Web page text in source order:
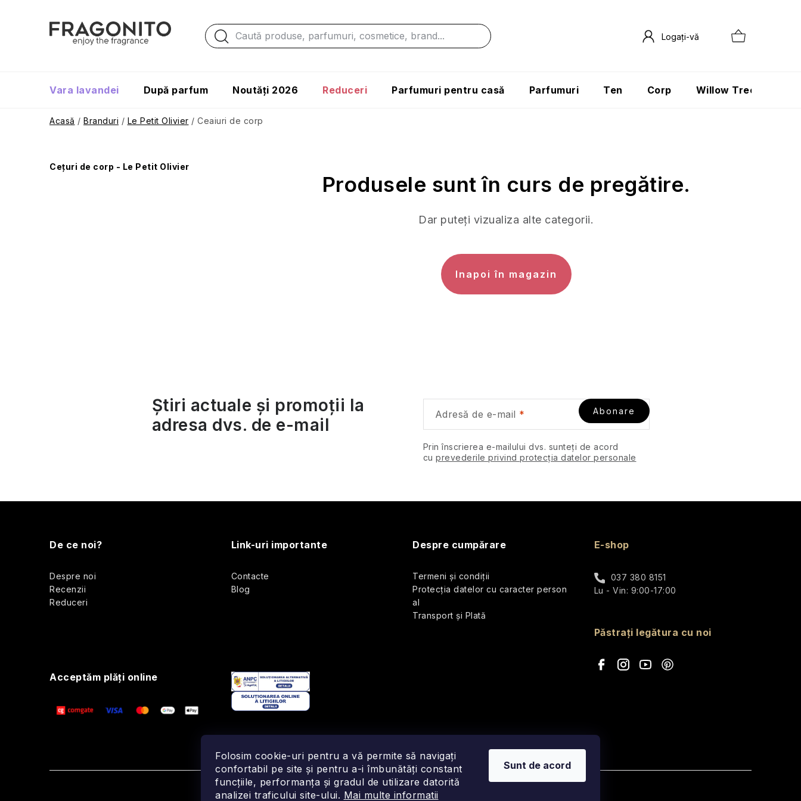
Folosim cookie-uri pentru a vă permite să navigați
confortabil pe site și pentru a-i îmbunătăți constant
funcțiile, performanța și gradul de utilizare datorită
analizei traficului site-ului. Mai multe informatii
Sunt de acord
Vara lavandei După parfum Noutăți 2026 Reduceri Parfumuri pentru casă Parfumuri Ten Corp Willow Tree
Acasă / Branduri / Le Petit Olivier / Ceaiuri de corp
B
Cețuri de corp - Le Petit Olivier
Produsele sunt în curs de pregătire.
Dar puteţi vizualiza alte categorii.
Inapoi în magazin
Știri actuale și promoții la
adresa dvs. de e-mail
Adresă de e-mail
Prin înscrierea e-mailului dvs. sunteți de acord
cu prevederile privind protecția datelor personale
Abonare
De ce noi?
Despre noi
Recenzii
Reduceri
Link-uri importante
Contacte
Blog
Despre cumpărare
Termeni și condiții
Protecția datelor cu caracter person
al
Transport și Plată
E-shop
037 380 8151
Lu - Vin: 9:00-17:00
Păstrați legătura cu noi
Acceptăm plăţi online